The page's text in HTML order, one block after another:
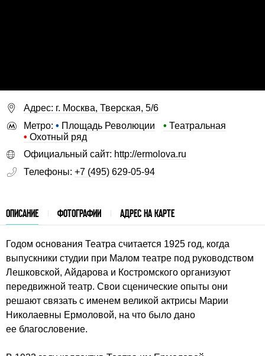
Адрес: г. Москва, Тверская, 5/6
Метро: • Площадь Революции • Театральная
• Охотный ряд
Официальный сайт: http://ermolova.ru
Телефоны: +7 (495) 629-05-94
ОПИСАНИЕ ФОТОГРАФИИ АДРЕС НА КАРТЕ
Годом основания Театра считается 1925 год, когда
выпускники студии при Малом театре под руководством
Лешковской, Айдарова и Костромского организуют
передвижной театр. Свои сценические опыты они
решают связать с именем великой актрисы Марии
Николаевны Ермоловой, на что было дано
ее благословение.